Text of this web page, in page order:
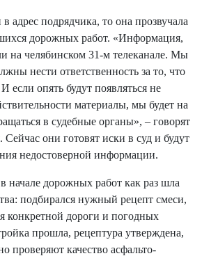
адрес подрядчика, то она прозвучала
дорожных работ. «Информация,
на челябинском 31-м телеканале. Мы
нести ответственность за то, что
если опять будут появляться не
материалы, мы будет на
в судебные органы», – говорят
они готовят иски в суд и будут
недостоверной информации.
начале дорожных работ как раз шла
подбирался нужный рецепт смеси,
конкретной дороги и погодных
прошла, рецептура утверждена,
проверяют качество асфальто-